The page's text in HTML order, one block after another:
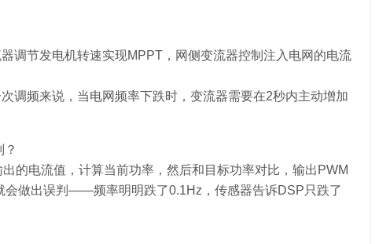
调节发电机转速实现MPPT，网侧变流器控制注入电网的电流
调频来说，当电网频率下跌时，变流器需要在2秒内主动增加
的电流值，计算当前功率，然后和目标功率对比，输出PWM
会做出误判——频率明明跌了0.1Hz，传感器告诉DSP只跌了